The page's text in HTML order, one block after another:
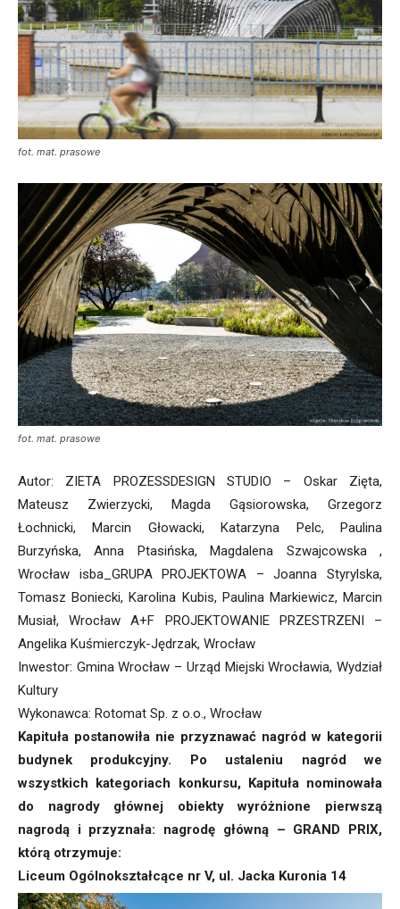
fot. mat. prasowe
fot. mat. prasowe
Autor: ZIETA PROZESSDESIGN STUDIO – Oskar Zięta,
Mateusz Zwierzycki, Magda Gąsiorowska, Grzegorz
Łochnicki, Marcin Głowacki, Katarzyna Pelc, Paulina
Burzyńska, Anna Ptasińska, Magdalena Szwajcowska ,
Wrocław isba_GRUPA PROJEKTOWA – Joanna Styrylska,
Tomasz Boniecki, Karolina Kubis, Paulina Markiewicz, Marcin
Musiał, Wrocław A+F PROJEKTOWANIE PRZESTRZENI –
Angelika Kuśmierczyk-Jędrzak, Wrocław
Inwestor: Gmina Wrocław – Urząd Miejski Wrocławia, Wydział
Kultury
Wykonawca: Rotomat Sp. z o.o., Wrocław
Kapituła postanowiła nie przyznawać nagród w kategorii
budynek produkcyjny. Po ustaleniu nagród we
wszystkich kategoriach konkursu, Kapituła nominowała
do nagrody głównej obiekty wyróżnione pierwszą
nagrodą i przyznała: nagrodę główną – GRAND PRIX,
którą otrzymuje:
Liceum Ogólnokształcące nr V, ul. Jacka Kuronia 14